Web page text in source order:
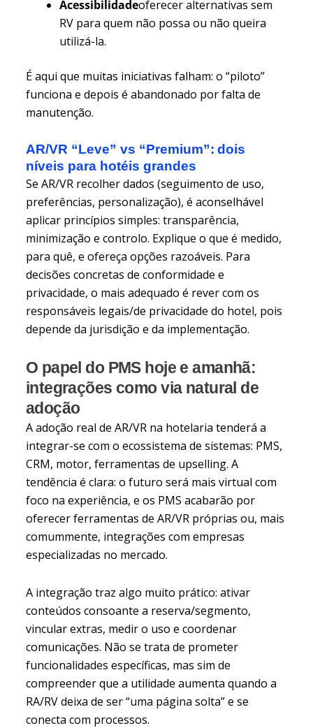
Acessibilidadeoferecer alternativas sem
RV para quem não possa ou não queira
utilizá-la.
É aqui que muitas iniciativas falham: o “piloto”
funciona e depois é abandonado por falta de
manutenção.
AR/VR “Leve” vs “Premium”: dois
níveis para hotéis grandes
Se AR/VR recolher dados (seguimento de uso,
preferências, personalização), é aconselhável
aplicar princípios simples: transparência,
minimização e controlo. Explique o que é medido,
para quê, e ofereça opções razoáveis. Para
decisões concretas de conformidade e
privacidade, o mais adequado é rever com os
responsáveis legais/de privacidade do hotel, pois
depende da jurisdição e da implementação.
O papel do PMS hoje e amanhã:
integrações como via natural de
adoção
A adoção real de AR/VR na hotelaria tenderá a
integrar-se com o ecossistema de sistemas: PMS,
CRM, motor, ferramentas de upselling. A
tendência é clara: o futuro será mais virtual com
foco na experiência, e os PMS acabarão por
oferecer ferramentas de AR/VR próprias ou, mais
comummente, integrações com empresas
especializadas no mercado.
A integração traz algo muito prático: ativar
conteúdos consoante a reserva/segmento,
vincular extras, medir o uso e coordenar
comunicações. Não se trata de prometer
funcionalidades específicas, mas sim de
compreender que a utilidade aumenta quando a
RA/RV deixa de ser “uma página solta” e se
conecta com processos.